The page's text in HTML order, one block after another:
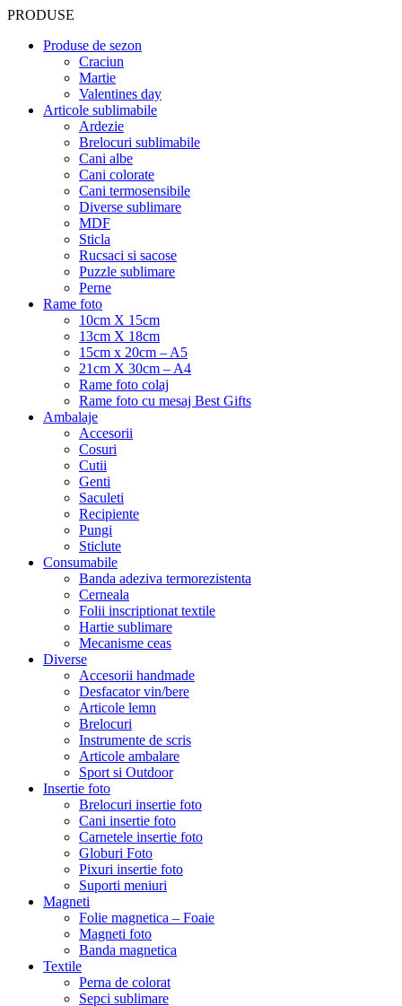
PRODUSE
Produse de sezon
Craciun
Martie
Valentines day
Articole sublimabile
Ardezie
Brelocuri sublimabile
Cani albe
Cani colorate
Cani termosensibile
Diverse sublimare
MDF
Sticla
Rucsaci si sacose
Puzzle sublimare
Perne
Rame foto
10cm X 15cm
13cm X 18cm
15cm x 20cm – A5
21cm X 30cm – A4
Rame foto colaj
Rame foto cu mesaj Best Gifts
Ambalaje
Accesorii
Cosuri
Cutii
Genti
Saculeti
Recipiente
Pungi
Sticlute
Consumabile
Banda adeziva termorezistenta
Cerneala
Folii inscriptionat textile
Hartie sublimare
Mecanisme ceas
Diverse
Accesorii handmade
Desfacator vin/bere
Articole lemn
Brelocuri
Instrumente de scris
Articole ambalare
Sport si Outdoor
Insertie foto
Brelocuri insertie foto
Cani insertie foto
Carnetele insertie foto
Globuri Foto
Pixuri insertie foto
Suporti meniuri
Magneti
Folie magnetica – Foaie
Magneti foto
Banda magnetica
Textile
Perna de colorat
Sepci sublimare